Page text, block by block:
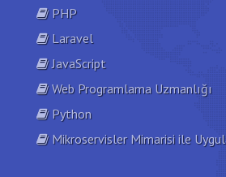
PHP
Laravel
JavaScript
Web Programlama Uzmanlığı
Python
Mikroservisler Mimarisi ile